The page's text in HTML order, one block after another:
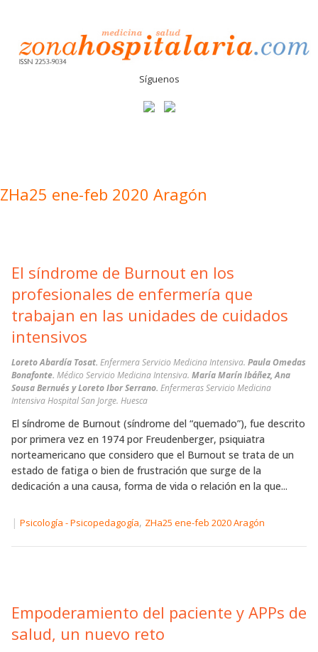
Síguenos
ZHa25 ene-feb 2020 Aragón
El síndrome de Burnout en los
profesionales de enfermería que
trabajan en las unidades de cuidados
intensivos
Loreto Abardía Tosat. Enfermera Servicio Medicina Intensiva. Paula Omedas
Bonafonte. Médico Servicio Medicina Intensiva. María Marín Ibáñez, Ana
Sousa Bernués y Loreto Ibor Serrano. Enfermeras Servicio Medicina
Intensiva Hospital San Jorge. Huesca
El síndrome de Burnout (síndrome del “quemado”), fue descrito
por primera vez en 1974 por Freudenberger, psiquiatra
norteamericano que considero que el Burnout se trata de un
estado de fatiga o bien de frustración que surge de la
dedicación a una causa, forma de vida o relación en la que...
| Psicología - Psicopedagogía, ZHa25 ene-feb 2020 Aragón
Empoderamiento del paciente y APPs de
salud, un nuevo reto